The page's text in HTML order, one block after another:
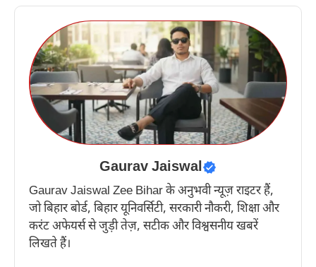
Gaurav Jaiswal
Gaurav Jaiswal Zee Bihar के अनुभवी न्यूज़ राइटर हैं,
जो बिहार बोर्ड, बिहार यूनिवर्सिटी, सरकारी नौकरी, शिक्षा और
करंट अफेयर्स से जुड़ी तेज़, सटीक और विश्वसनीय खबरें
लिखते हैं।